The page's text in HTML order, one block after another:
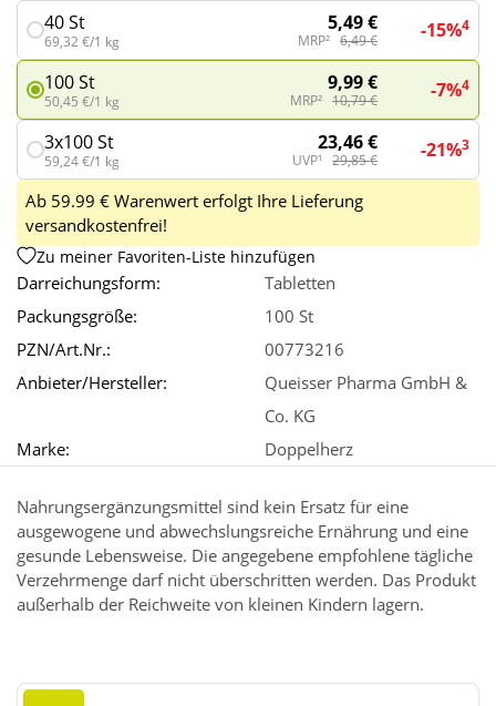
40 St
69,32 €/1 kg
5,49 €
MRP² 6,49 € -15%4
100 St
50,45 €/1 kg
9,99 €
MRP² 10,79 € -7%4
3x100 St
59,24 €/1 kg
23,46 €
UVP¹ 29,85 € -21%3
Ab 59.99 € Warenwert erfolgt Ihre Lieferung
versandkostenfrei!
Zu meiner Favoriten-Liste hinzufügen
Darreichungsform:
Tabletten
Packungsgröße:
100 St
PZN/Art.Nr.:
00773216
Anbieter/Hersteller:
Queisser Pharma GmbH &
Co. KG
Marke:
Doppelherz
Nahrungsergänzungsmittel sind kein Ersatz für eine
ausgewogene und abwechslungsreiche Ernährung und eine
gesunde Lebensweise. Die angegebene empfohlene tägliche
Verzehrmenge darf nicht überschritten werden. Das Produkt
außerhalb der Reichweite von kleinen Kindern lagern.